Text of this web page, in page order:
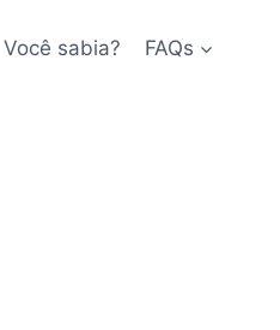
Você sabia? FAQs